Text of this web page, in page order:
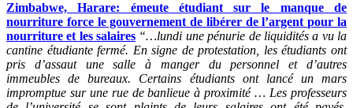
Zimbabwe, Harare: émeute étudiant sur le manque de
nourriture force le gouvernement de libérer de l’argent pour la
nourriture et les salaires “…lundi une pénurie de liquidités a vu la
cantine étudiante fermé. En signe de protestation, les étudiants ont
pris d’assaut une salle à manger du personnel et d’autres
immeubles de bureaux. Certains étudiants ont lancé un mars
impromptue sur une rue de banlieue à proximité … Les professeurs